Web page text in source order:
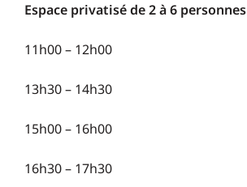
Espace privatisé de 2 à 6 personnes
11h00 – 12h00
13h30 – 14h30
15h00 – 16h00
16h30 – 17h30